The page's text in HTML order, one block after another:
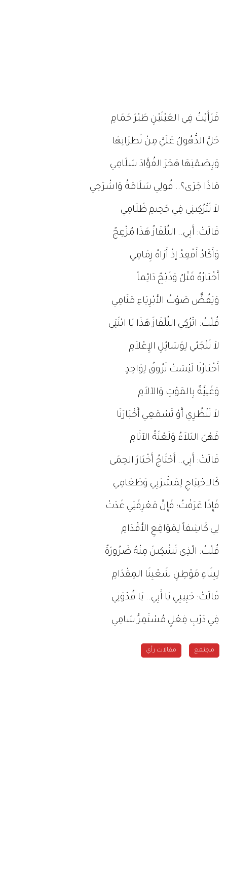
فَرَأَيْتُ فِي العَيْنَيْنِ طَيْرَ حَمَامِ
حَلَّ الذُّهُولُ عَلَيَّ مِنْ نَظرَاتِهَا
وَبِصَمْتِهَا هَجَرَ الفُؤَادَ سَلَامِي
مَاذَا جَرَى؟.. قُولِي سَلَامَةُ وَاشْرَحِي
لاَ تَتْرُكِينِي فِي جَحِيمِ ظَلَامِي
قَالَتْ: أَبِي.. التِّلْفَازُ هَذَا مُزْعِجٌ
وَأَكَادُ أَفْقِدُ إذْ أَرَاهُ زِمَامِي
أَخْبَارُهُ قَتْلٌ وَذَبْحٌ دَائِماً
وَيَقُضُّ صَوْتُ الأَبْرِيَاءِ مَنَامِي
قُلْتُ: اتْرُكِي التِّلْفَازَ هَذَا يَا ابْنَتِي
لاَ تَلْجَئي لِوَسَائِلِ الإِعْلاَمِ
أَخْبَارُنَا لَيْسَتْ تَرُوقُ لِوَاحِدٍ
وَغَنِيَّةٌ بِالمَوْتِ وَالآلاَمِ
لاَ تَنْظُرِي أَوْ تَسْمَعِي أَخْبَارَنَا
فَهْيَ البَلاَءُ وَلَعْنَةُ الآثَامِ
قَالَتْ: أَبِي.. أَحْتَاجُ أَخْبَارَ الحِمَى
كَالاحْتِيَاجِ لِمَشْرَبِي وَطَعَامِي
فَإِذَا عَرَفْتُ؛ فَإِنَّ مَعْرِفَتِي غَدَتْ
لِي كَاشِفاً لِمَوَاقِعِ الأَقْدَامِ
قُلْتُ: الّذِي تَشْكِينَ مِنْهُ ضَرُورَةٌ
لِبِنَاءِ مَوْطِنِ شَعْبِنَا المِقْدَامِ
قَالَتْ: حَبِيبِي يَا أَبِي.. يَا قُدْوَتِي
فِي دَرْبِ فِعْلٍ مُسْتَمِرٍّ سَامِي
مجتمع مقالات رأي